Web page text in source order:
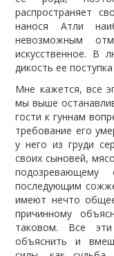
распространяет
нанося Атли
невозможным
искусственное.
дикость ее
Мне кажется, все
мы выше
гости к гуннам
требование его
у него из груди
своих сыновей,
последующим
имеют нечто
причинному
таковом. Все
объяснить и